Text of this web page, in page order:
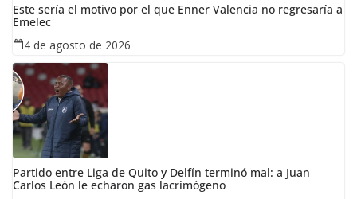
Este sería el motivo por el que Enner Valencia no regresaría a
Emelec
4 de agosto de 2026
Partido entre Liga de Quito y Delfín terminó mal: a Juan
Carlos León le echaron gas lacrimógeno